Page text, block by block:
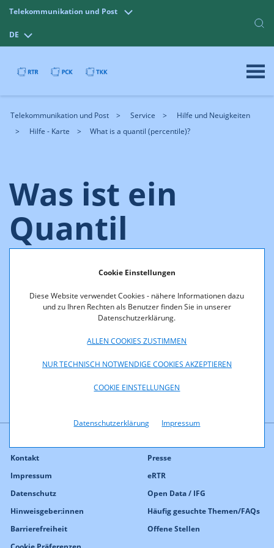
Cookie Einstellungen
Diese Website verwendet Cookies - nähere Informationen dazu
und zu Ihren Rechten als Benutzer finden Sie in unserer
Datenschutzerklärung.
ALLEN COOKIES ZUSTIMMEN
NUR TECHNISCH NOTWENDIGE COOKIES AKZEPTIEREN
COOKIE EINSTELLUNGEN
Datenschutzerklärung Impressum
Telekommunikation und Post
DE
Telekommunikation und Post Service
Hilfe und Neuigkeiten
Hilfe - Karte
What is a quantil (percentile)?
Was ist ein
Quantil
(Perzentil)?
Ein Quantil (Perzentil) ist ein Lagemaß in der Statistik und
beschreibt jenen Wert, unter dem X % der Stichprobe liegen.
Das 20 % Quantil bezeichnet z.B. jene Grenze, unter der 20 %
aller Testergebnisse liegen.
Kontakt
Impressum
Datenschutz
Hinweisgeber:innen
Barrierefreiheit
Presse
eRTR
Open Data / IFG
Häufig gesuchte Themen/FAQs
Offene Stellen